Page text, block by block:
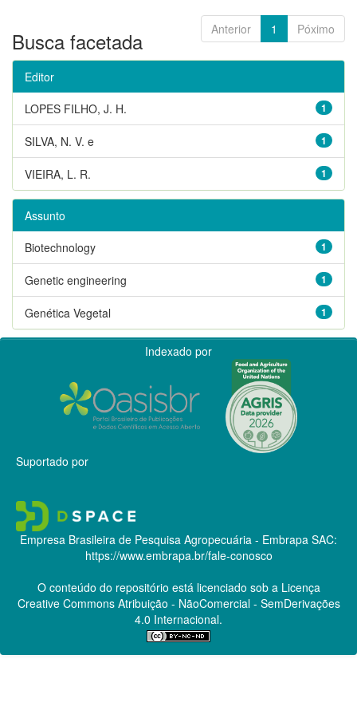
Anterior 1 Póximo
Busca facetada
Editor
1
LOPES FILHO, J. H.
1
SILVA, N. V. e
1
VIEIRA, L. R.
Assunto
1
Biotechnology
1
Genetic engineering
1
Genética Vegetal
Indexado por
Suportado por
Empresa Brasileira de Pesquisa Agropecuária - Embrapa SAC:
https://www.embrapa.br/fale-conosco
O conteúdo do repositório está licenciado sob a Licença
Creative CommonsAtribuição - NãoComercial - SemDerivações
4.0 Internacional.